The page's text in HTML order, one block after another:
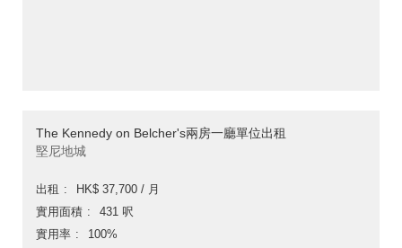
The Kennedy on Belcher's兩房一廳單位出租
堅尼地城
出租
HK$ 37,700 / 月
實用面積
431 呎
實用率
100%